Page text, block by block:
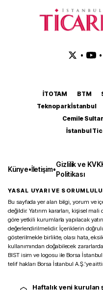
• •
İTOTAM BTM
Teknopark İstanbul
Cemile
İstanbul
Künye•İletişim•
Gizlilik ve
Politikası
YASAL UYARI VE
Bu sayfada yer alan bilgi, yorum ve
değildir. Yatırım kararları, kişisel
göre yetkili kurumlarla yapılacak
değerlendirilmelidir. İçeriklerin
gösterilmekle birlikte, olası hata,
kullanımından doğabilecek
BIST isim ve logosu ile Borsa
telif hakları Borsa İstanbul A.Ş.’ye
Haftalık yeni